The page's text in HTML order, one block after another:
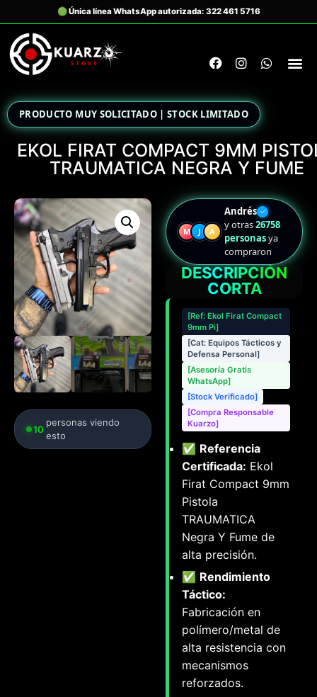
PRODUCTO MUY SOLICITADO | STOCK LIMITADO
EKOL FIRAT COMPACT 9MM
TRAUMATICA NEGRA Y FUME
10
personas viendo
esto
M J A
Andrés ✓
y otras26758
personasya
compraron
DESCRIPCIÓN
CORTA
[Ref: Ekol Firat Compact
9mm Pi]
[Cat: Equipos Tácticos y
Defensa Personal]
[Asesoría Gratis
WhatsApp]
[Stock Verificado]
[Compra Responsable
Kuarzo]
✅ Referencia
Certificada: Ekol
Firat Compact 9mm
Pistola
TRAUMATICA
Negra Y Fume de
alta precisión.
✅ Rendimiento
Táctico:
Fabricación en
polímero/metal de
alta resistencia con
mecanismos
reforzados.